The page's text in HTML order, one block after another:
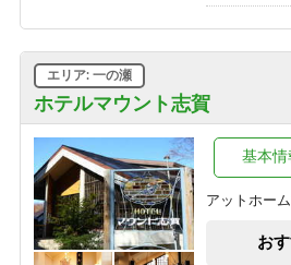
竹＞を使っ
旅行～1泊2食
1泊2食付き
16,500円
【志賀高原
素泊り＞
ホテルマウント志賀
エリア: 一の瀬
アットホー
基本情
お